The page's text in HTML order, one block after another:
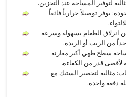
لتوفير المساحة عند التخزين.
يوفر توصيلاً حرارياً فائقاً
الطعام بسهولة وسرعة
من الزيت أو الزبدة.
يوفر مساحة سطح طهي أكبر مقارنة
لأقصى قدر من الكفاءة.
مثالية لتحضير الستيك مع
دفعة واحدة.